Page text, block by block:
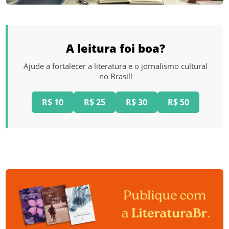
A leitura foi boa?
Ajude a fortalecer a literatura e o jornalismo cultural
no Brasil!
R$ 10 R$ 25 R$ 30 R$ 50